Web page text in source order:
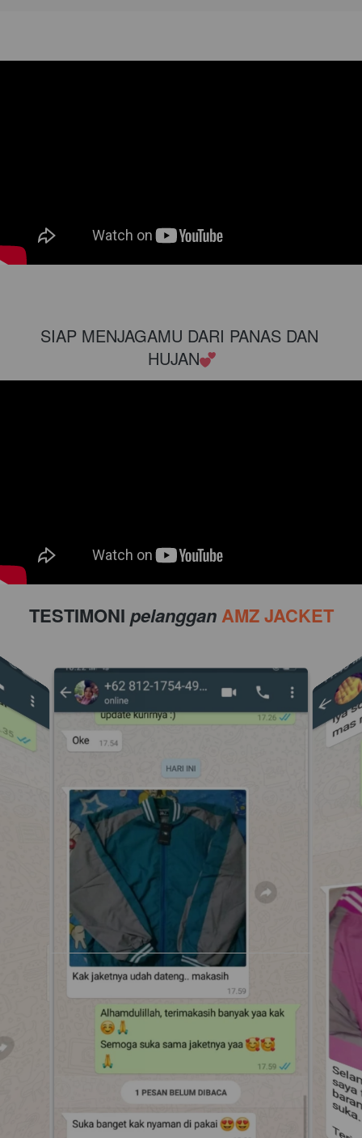
SIAP MENJAGAMU DARI PANAS DAN
HUJAN
TESTIMONI pelanggan AMZ JACKET